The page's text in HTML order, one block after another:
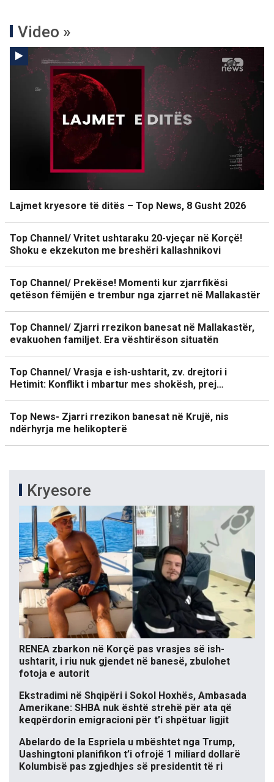
Video »
Lajmet kryesore të ditës – Top News, 8 Gusht 2026
Top Channel/ Vritet ushtaraku 20-vjeçar në Korçë!
Shoku e ekzekuton me breshëri kallashnikovi
Top Channel/ Prekëse! Momenti kur zjarrfikësi
qetëson fëmijën e trembur nga zjarret në Mallakastër
Top Channel/ Zjarri rrezikon banesat në Mallakastër,
evakuohen familjet. Era vështirëson situatën
Top Channel/ Vrasja e ish-ushtarit, zv. drejtori i
Hetimit: Konflikt i mbartur mes shokësh, prej…
Top News- Zjarri rrezikon banesat në Krujë, nis
ndërhyrja me helikopterë
Kryesore
RENEA zbarkon në Korçë pas vrasjes së ish-
ushtarit, i riu nuk gjendet në banesë, zbulohet
fotoja e autorit
Ekstradimi në Shqipëri i Sokol Hoxhës, Ambasada
Amerikane: SHBA nuk është strehë për ata që
keqpërdorin emigracioni për t’i shpëtuar ligjit
Abelardo de la Espriela u mbështet nga Trump,
Uashingtoni planifikon t’i ofrojë 1 miliard dollarë
Kolumbisë pas zgjedhjes së presidentit të ri